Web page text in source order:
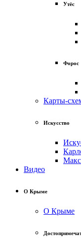
Утёс
Форос
Карты-
Искусство
Видео
О Крыме
О Крыме